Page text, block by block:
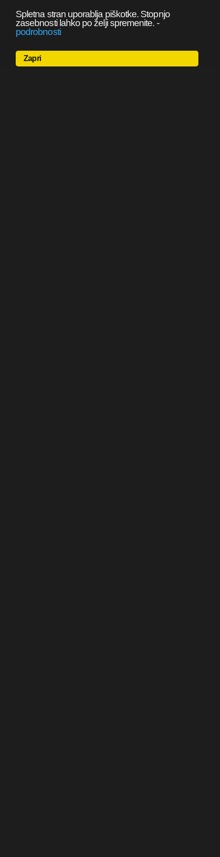
Spletna stran uporablja piškotke. Stopnjo
zasebnosti lahko po želji spremenite. -
podrobnosti
Zapri